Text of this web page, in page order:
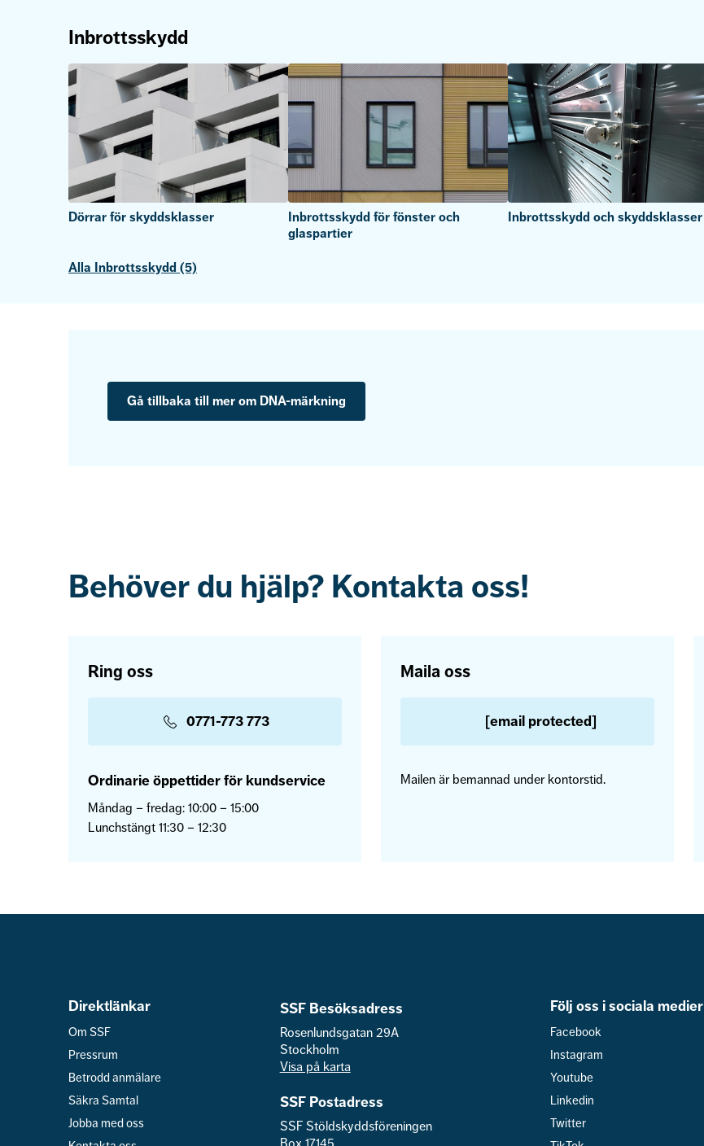
Inbrottsskydd
Dörrar för skyddsklasser
Inbrottsskydd för fönster och
glaspartier
Inbrottsskydd och skyddsklasser
Alla Inbrottsskydd (5)
Gå tillbaka till mer om DNA-märkning
Behöver du hjälp? Kontakta oss!
Ring oss
0771-773 773
Ordinarie öppettider för kundservice
Måndag – fredag: 10:00 – 15:00
Lunchstängt 11:30 – 12:30
Maila oss
[email protected]
Mailen är bemannad under kontorstid.
Direktlänkar
Om SSF
Pressrum
Betrodd anmälare
Säkra Samtal
Jobba med oss
SSF Besöksadress
Rosenlundsgatan 29A
Stockholm
Visa på karta
SSF Postadress
SSF Stöldskyddsföreningen
Följ oss i sociala medier
Facebook
Instagram
Youtube
Linkedin
Twitter